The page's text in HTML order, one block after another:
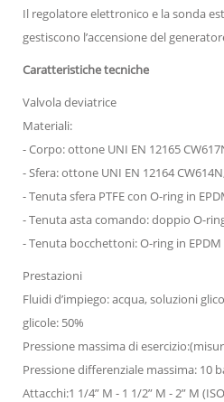
Il regolatore elettronico e la sonda
gestiscono l’accensione del
Caratteristiche tecniche
Valvola deviatrice
Materiali:
- Corpo: ottone UNI EN 12165
- Sfera: ottone UNI EN 12164
- Tenuta sfera PTFE con O-ring in
- Tenuta asta comando: doppio O-
- Tenuta bocchettoni: O-ring in EPDM
Prestazioni
Fluidi d’impiego: acqua, soluzioni
glicole: 50%
Pressione massima di
Pressione differenziale massima: 10
Attacchi:1 1/4” M - 1 1/2” M - 2” M